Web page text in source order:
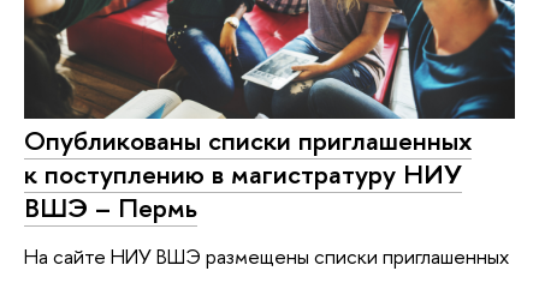
Опубликованы списки приглашенных
к поступлению в магистратуру НИУ
ВШЭ – Пермь
На сайте НИУ ВШЭ размещены списки приглашенных